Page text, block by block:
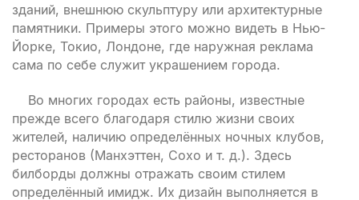
зданий, внешнюю скульптуру или архитектурные
памятники. Примеры этого можно видеть в Нью-
Йорке, Токио, Лондоне, где наружная реклама
сама по себе служит украшением города.
Во многих городах есть районы, известные
прежде всего благодаря стилю жизни своих
жителей, наличию определённых ночных клубов,
ресторанов (Манхэттен, Сохо и т. д.). Здесь
билборды должны отражать своим стилем
определённый имидж. Их дизайн выполняется в